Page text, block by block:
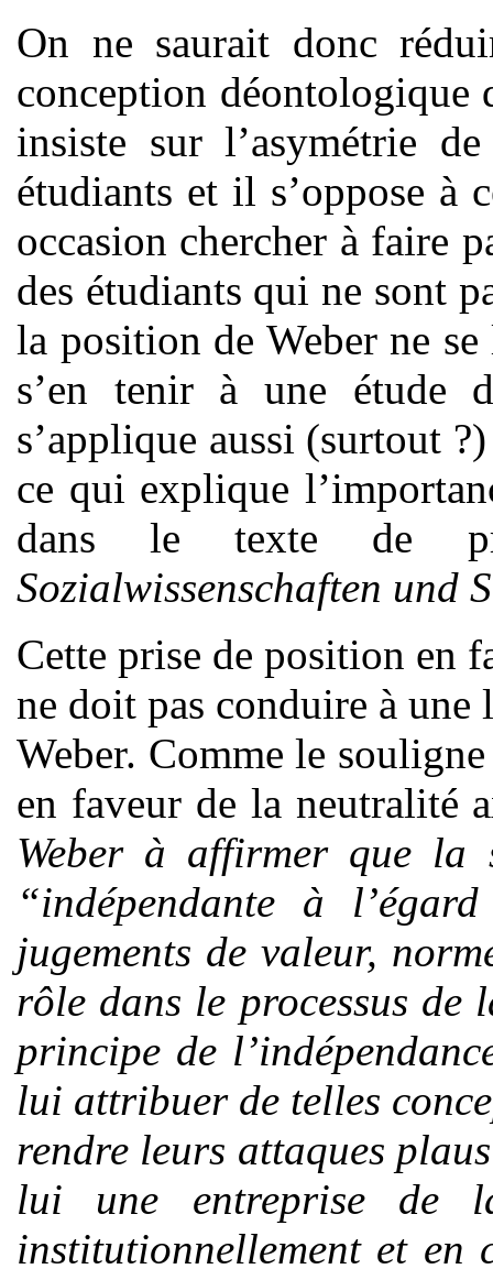
On ne saurait donc
conception déontologique
insiste sur l’asymétrie
étudiants et il s’oppose à
occasion chercher à faire
des étudiants qui ne sont
la position de Weber ne
s’en tenir à une étude
s’applique aussi (surtout
ce qui explique
dans le texte de
Sozialwissenschaften und
Cette prise de position en
ne doit pas conduire à
Weber. Comme le
en faveur de la neutralité
Weber à affirmer que la
“indépendante à
jugements de valeur,
rôle dans le processus de
principe de
lui attribuer de telles
rendre leurs attaques
lui une entreprise de
institutionnellement et en